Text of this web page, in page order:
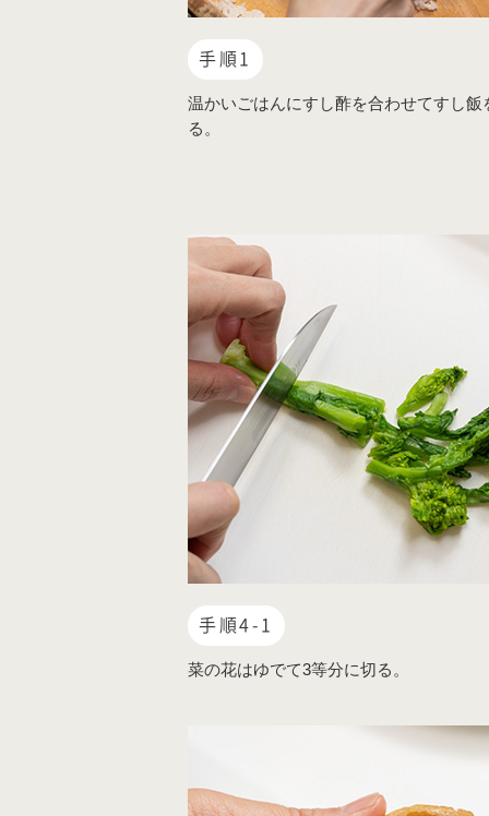
手順1
温かいごはんにすし酢を合わせてすし飯
る。
手順4-1
菜の花はゆでて3等分に切る。